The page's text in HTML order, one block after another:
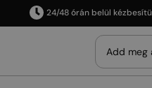
24/48 órán belül kézbesítünk